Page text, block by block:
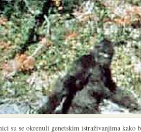
su se okrenuli genetskim istraživanjima kako